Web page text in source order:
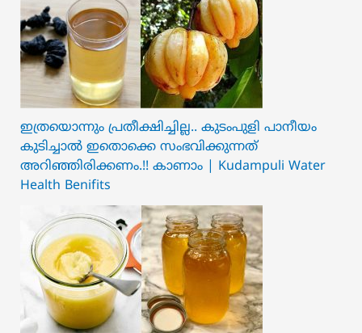
ഇത്രയൊന്നും പ്രതീക്ഷിച്ചില്ല.. ക‍ു‌ടംപുളി പാനീയം
കുടിച്ചാൽ ഇതൊക്കെ സംഭവിക്കുന്നത്
അറിഞ്ഞിരിക്കണം.!! കാണാം | Kudampuli Water
Health Benifits